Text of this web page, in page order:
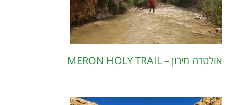
אולטרה מירון – MERON HOLY TRAIL